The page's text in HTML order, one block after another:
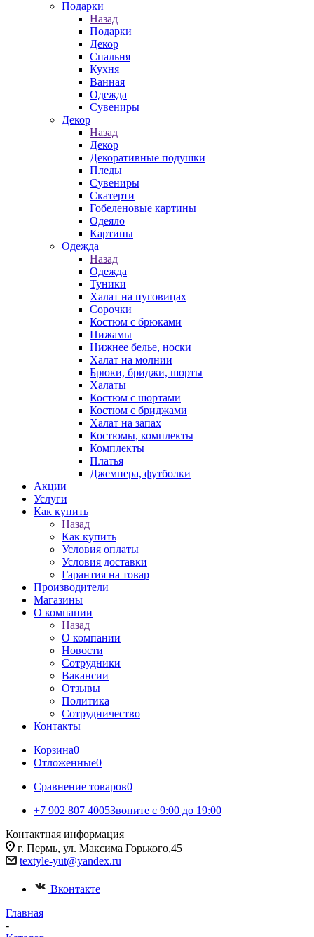
Подарки
Назад
Подарки
Декор
Спальня
Кухня
Ванная
Одежда
Сувениры
Декор
Назад
Декор
Декоративные подушки
Пледы
Сувениры
Скатерти
Гобеленовые картины
Одеяло
Картины
Одежда
Назад
Одежда
Туники
Халат на пуговицах
Сорочки
Костюм с брюками
Пижамы
Нижнее белье, носки
Халат на молнии
Брюки, бриджи, шорты
Халаты
Костюм с шортами
Костюм с бриджами
Халат на запах
Костюмы, комплекты
Комплекты
Платья
Джемпера, футболки
Акции
Услуги
Как купить
Назад
Как купить
Условия оплаты
Условия доставки
Гарантия на товар
Производители
Магазины
О компании
Назад
О компании
Новости
Сотрудники
Вакансии
Отзывы
Политика
Сотрудничество
Контакты
Корзина0
Отложенные0
Сравнение товаров0
+7 902 807 4005Звоните с 9:00 до 19:00
Контактная информация
г. Пермь, ул. Максима Горького,45
textyle-yut@yandex.ru
Вконтакте
Главная
-